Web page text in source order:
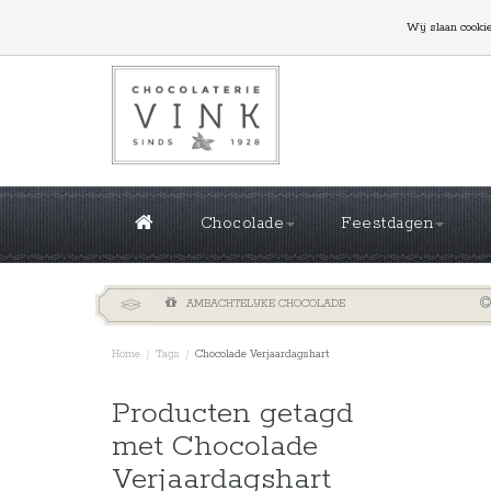
GROTE OPLAGES NODIG? NEEM CONTACT MET
Chocolade Feestdagen
AMBACHTELIJKE CHOCOLADE
Home / Tags / Chocolade Verjaardagshart
Producten getagd
met Chocolade
Verjaardagshart
Wij slaan